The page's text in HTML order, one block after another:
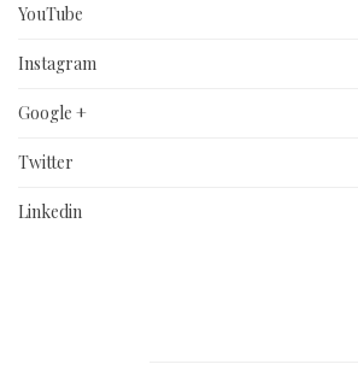
YouTube
Instagram
Google +
Twitter
Linkedin